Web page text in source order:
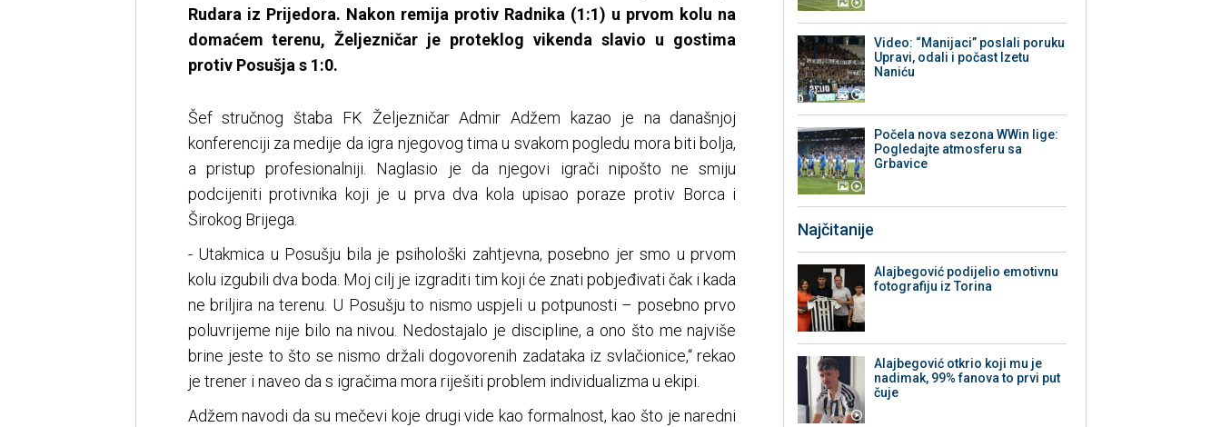
Rudara iz Prijedora. Nakon remija protiv Radnika (1:1) u prvom kolu na
domaćem terenu, Željezničar je proteklog vikenda slavio u gostima
protiv Posušja s 1:0.
Šef stručnog štaba FK Željezničar Admir Adžem kazao je na današnjoj
konferenciji za medije da igra njegovog tima u svakom pogledu mora biti bolja,
a pristup profesionalniji. Naglasio je da njegovi igrači nipošto ne smiju
podcijeniti protivnika koji je u prva dva kola upisao poraze protiv Borca i
Širokog Brijega.
- Utakmica u Posušju bila je psihološki zahtjevna, posebno jer smo u prvom
kolu izgubili dva boda. Moj cilj je izgraditi tim koji će znati pobjeđivati čak i kada
ne briljira na terenu. U Posušju to nismo uspjeli u potpunosti – posebno prvo
poluvrijeme nije bilo na nivou. Nedostajalo je discipline, a ono što me najviše
brine jeste to što se nismo držali dogovorenih zadataka iz svlačionice,“ rekao
je trener i naveo da s igračima mora riješiti problem individualizma u ekipi.
Adžem navodi da su mečevi koje drugi vide kao formalnost, kao što je naredni
Video: “Manijaci” poslali poruku
Upravi, odali i počast Izetu
Naniću
Počela nova sezona WWin lige:
Pogledajte atmosferu sa
Grbavice
Najčitanije
Alajbegović podijelio emotivnu
fotografiju iz Torina
Alajbegović otkrio koji mu je
nadimak, 99% fanova to prvi put
čuje